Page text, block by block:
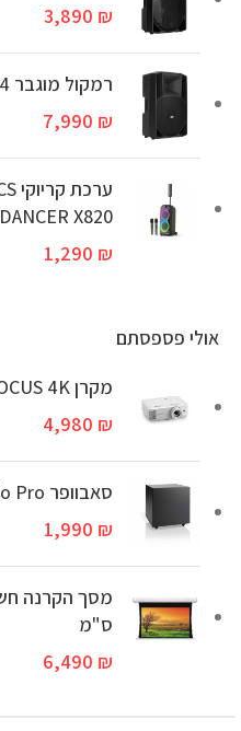
3,890 ₪
‏רמקול מוגבר RCF ART 745-A MK4
7,990 ₪
DANCER X820
1,290 ₪
אולי פספסתם
מקרן INFOCUS 4K דגם IN0061SL
4,980 ₪
סאבוופר Audio Pro דגם ADDON SUB
1,990 ₪
ס"מ
6,490 ₪